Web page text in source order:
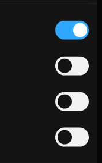
ръкавица
върху тлеещите